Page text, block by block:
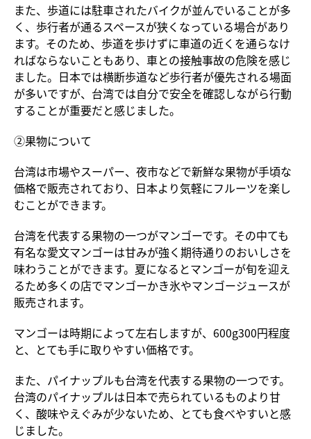
また、歩道には駐車されたバイクが並んでいることが多
く、歩行者が通るスペースが狭くなっている場合があり
ます。そのため、歩道を歩けずに車道の近くを通らなけ
ればならないこともあり、車との接触事故の危険を感じ
ました。日本では横断歩道など歩行者が優先される場面
が多いですが、台湾では自分で安全を確認しながら行動
することが重要だと感じました。
②果物について
台湾は市場やスーパー、夜市などで新鮮な果物が手頃な
価格で販売されており、日本より気軽にフルーツを楽し
むことができます。
台湾を代表する果物の一つがマンゴーです。その中ても
有名な愛文マンゴーは甘みが強く期待通りのおいしさを
味わうことができます。夏になるとマンゴーが旬を迎え
るため多くの店でマンゴーかき氷やマンゴージュースが
販売されます。
マンゴーは時期によって左右しますが、600g300円程度
と、とても手に取りやすい価格です。
また、パイナップルも台湾を代表する果物の一つです。
台湾のパイナップルは日本で売られているものより甘
く、酸味やえぐみが少ないため、とても食べやすいと感
じました。